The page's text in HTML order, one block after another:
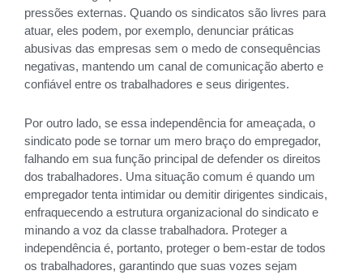
pressões externas. Quando os sindicatos são livres para
atuar, eles podem, por exemplo, denunciar práticas
abusivas das empresas sem o medo de consequências
negativas, mantendo um canal de comunicação aberto e
confiável entre os trabalhadores e seus dirigentes.
Por outro lado, se essa independência for ameaçada, o
sindicato pode se tornar um mero braço do empregador,
falhando em sua função principal de defender os direitos
dos trabalhadores. Uma situação comum é quando um
empregador tenta intimidar ou demitir dirigentes sindicais,
enfraquecendo a estrutura organizacional do sindicato e
minando a voz da classe trabalhadora. Proteger a
independência é, portanto, proteger o bem-estar de todos
os trabalhadores, garantindo que suas vozes sejam